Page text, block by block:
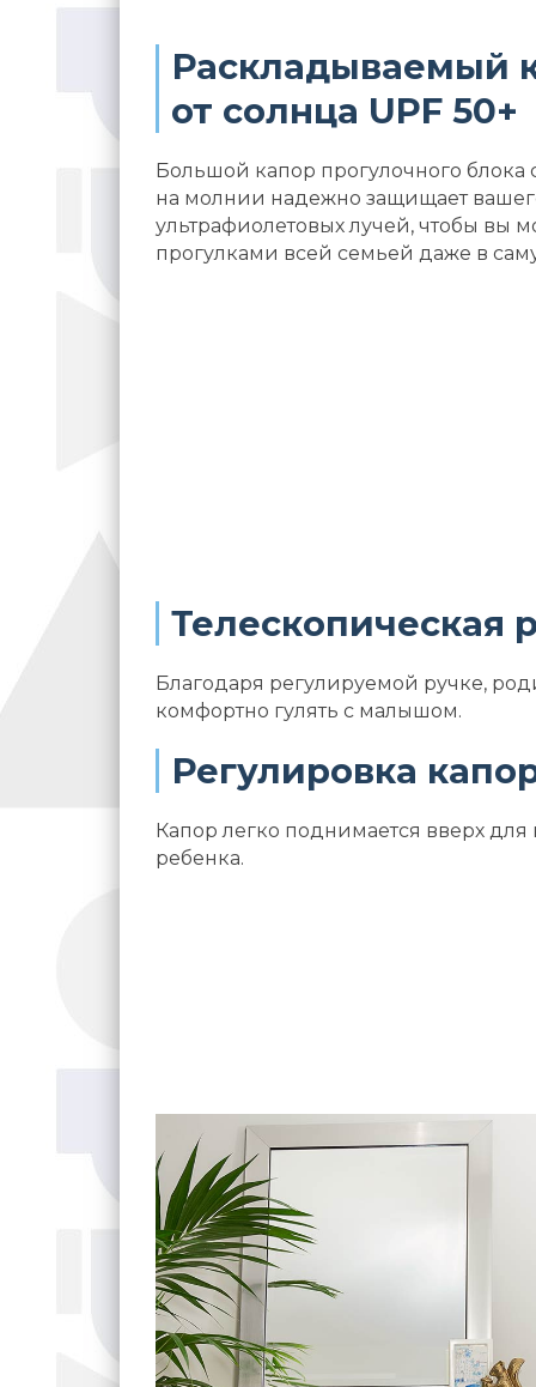
Раскладываемый
от солнца UPF 50+
Большой капор прогулочного
на молнии надежно защищает
ультрафиолетовых лучей, чтобы вы
прогулками всей семьей даже в
Телескопическая
Благодаря регулируемой ручке,
комфортно гулять с малышом.
Регулировка
Капор легко поднимается вверх для
ребенка.